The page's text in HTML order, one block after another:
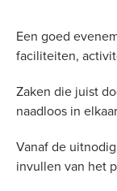
Een goed
faciliteiten,
Zaken die juist
naadloos in
Vanaf de
invullen van het